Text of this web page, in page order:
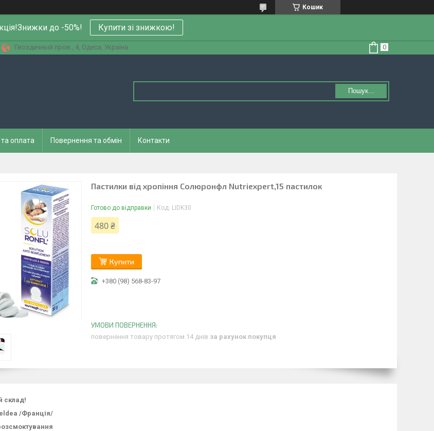
Кошик
до -50%! Купити зi знижкою!
Гвоздичный пров., 4, Одеса, Україна
Пошук...
оплата Повернення та обмін Контакти
Пастилки від хропіння Солюронфл Nutriexpert,15 пастилок
Готово до відправки Код: LIDK30
480 ₴
Купити
+380 (98) 568-83-97
повернення товару протягом 14 днів за рахунок покупця
склад!
/Франція/